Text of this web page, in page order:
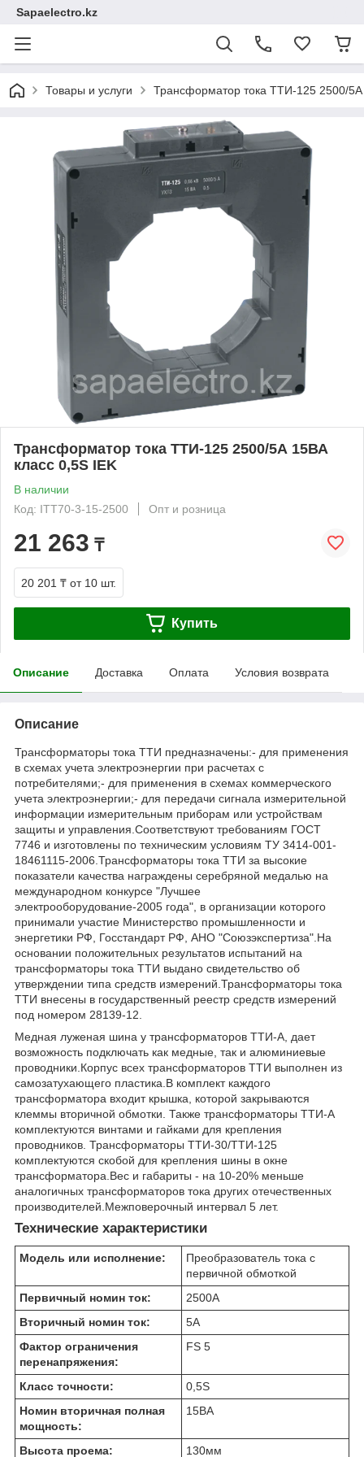
Sapaelectro.kz
Товары и услуги Трансформатор тока ТТИ-125 2500/5А
Трансформатор тока ТТИ-125 2500/5А 15ВА
класс 0,5S IEK
В наличии
Код: ITT70-3-15-2500
Опт и розница
21 263 ₸
20 201 ₸ от 10 шт.
Купить
Описание Доставка Оплата Условия возврата
Описание
Трансформаторы тока ТТИ предназначены:- для применения
в схемах учета электроэнергии при расчетах с
потребителями;- для применения в схемах коммерческого
учета электроэнергии;- для передачи сигнала измерительной
информации измерительным приборам или устройствам
защиты и управления.Соответствуют требованиям ГОСТ
7746 и изготовлены по техническим условиям ТУ 3414-001-
18461115-2006.Трансформаторы тока ТТИ за высокие
показатели качества награждены серебряной медалью на
международном конкурсе "Лучшее
электрооборудование-2005 года", в организации которого
принимали участие Министерство промышленности и
энергетики РФ, Госстандарт РФ, АНО "Союзэкспертиза".На
основании положительных результатов испытаний на
трансформаторы тока ТТИ выдано свидетельство об
утверждении типа средств измерений.Трансформаторы тока
ТТИ внесены в государственный реестр средств измерений
под номером 28139-12.
Медная луженая шина у трансформаторов ТТИ-А, дает
возможность подключать как медные, так и алюминиевые
проводники.Корпус всех трансформаторов ТТИ выполнен из
самозатухающего пластика.В комплект каждого
трансформатора входит крышка, которой закрываются
клеммы вторичной обмотки. Также трансформаторы ТТИ-А
комплектуются винтами и гайками для крепления
проводников. Трансформаторы ТТИ-30/ТТИ-125
комплектуются скобой для крепления шины в окне
трансформатора.Вес и габариты - на 10-20% меньше
аналогичных трансформаторов тока других отечественных
производителей.Межповерочный интервал 5 лет.
Технические характеристики
Модель или исполнение:
Преобразователь тока с
первичной обмоткой
Первичный номин ток:
2500А
Вторичный номин ток:
5А
Фактор ограничения
перенапряжения:
FS 5
Класс точности:
0,5S
Номин вторичная полная
мощность:
15ВА
Высота проема: 130мм